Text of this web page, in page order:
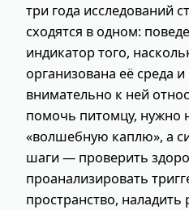
три года исследований
сходятся в одном:
индикатор того,
организована её среда
внимательно к ней
помочь питомцу, нужно
«волшебную каплю», а
шаги — проверить
проанализировать
пространство, наладить